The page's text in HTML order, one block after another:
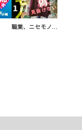
職業、ニセモノ～あなたに偽は見抜けない【電子単行本版】